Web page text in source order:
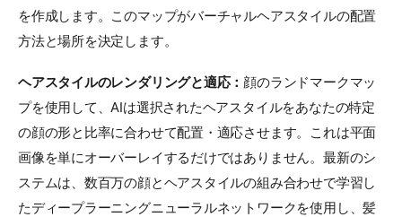
を作成します。このマップがバーチャルヘアスタイルの配置
方法と場所を決定します。
ヘアスタイルのレンダリングと適応： 顔のランドマークマッ
プを使用して、AIは選択されたヘアスタイルをあなたの特定
の顔の形と比率に合わせて配置・適応させます。これは平面
画像を単にオーバーレイするだけではありません。最新のシ
ステムは、数百万の顔とヘアスタイルの組み合わせで学習し
たディープラーニングニューラルネットワークを使用し、髪